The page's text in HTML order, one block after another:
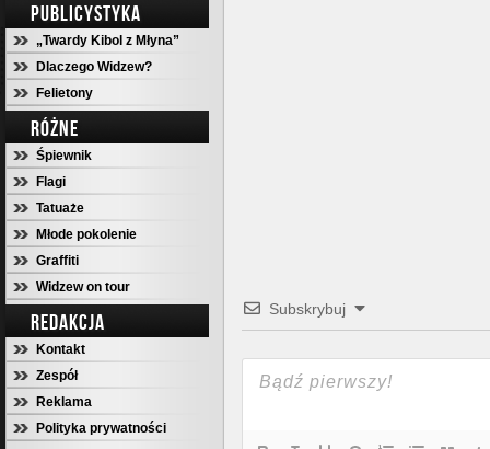
PUBLICYSTYKA
„Twardy Kibol z Młyna”
Dlaczego Widzew?
Felietony
RÓŻNE
Śpiewnik
Flagi
Tatuaże
Młode pokolenie
Graffiti
Widzew on tour
REDAKCJA
Kontakt
Zespół
Reklama
Polityka prywatności
Subskrybuj